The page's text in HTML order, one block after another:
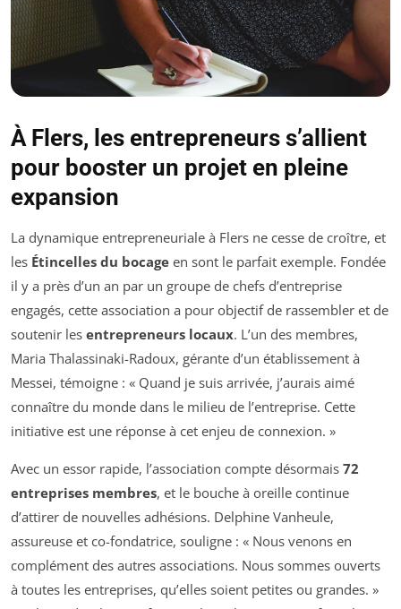
À Flers, les entrepreneurs s’allient
pour booster un projet en pleine
expansion
La dynamique entrepreneuriale à Flers ne cesse de croître, et
les Étincelles du bocage en sont le parfait exemple. Fondée
il y a près d’un an par un groupe de chefs d’entreprise
engagés, cette association a pour objectif de rassembler et de
soutenir les entrepreneurs locaux. L’un des membres,
Maria Thalassinaki-Radoux, gérante d’un établissement à
Messei, témoigne : « Quand je suis arrivée, j’aurais aimé
connaître du monde dans le milieu de l’entreprise. Cette
initiative est une réponse à cet enjeu de connexion. »
Avec un essor rapide, l’association compte désormais 72
entreprises membres, et le bouche à oreille continue
d’attirer de nouvelles adhésions. Delphine Vanheule,
assureuse et co-fondatrice, souligne : « Nous venons en
complément des autres associations. Nous sommes ouverts
à toutes les entreprises, qu’elles soient petites ou grandes. »